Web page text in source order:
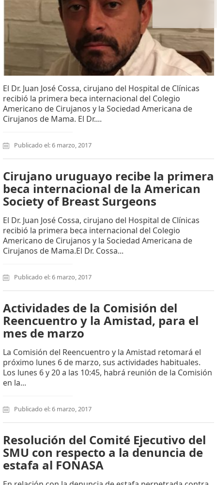
El Dr. Juan José Cossa, cirujano del Hospital de Clínicas
recibió la primera beca internacional del Colegio
Americano de Cirujanos y la Sociedad Americana de
Cirujanos de Mama. El Dr....
Publicado el: 6 marzo, 2017
Cirujano uruguayo recibe la primera
beca internacional de la American
Society of Breast Surgeons
El Dr. Juan José Cossa, cirujano del Hospital de Clínicas
recibió la primera beca internacional del Colegio
Americano de Cirujanos y la Sociedad Americana de
Cirujanos de Mama.El Dr. Cossa...
Publicado el: 6 marzo, 2017
Actividades de la Comisión del
Reencuentro y la Amistad, para el
mes de marzo
La Comisión del Reencuentro y la Amistad retomará el
próximo lunes 6 de marzo, sus actividades habituales.
Los lunes 6 y 20 a las 10:45, habrá reunión de la Comisión
en la...
Publicado el: 6 marzo, 2017
Resolución del Comité Ejecutivo del
SMU con respecto a la denuncia de
estafa al FONASA